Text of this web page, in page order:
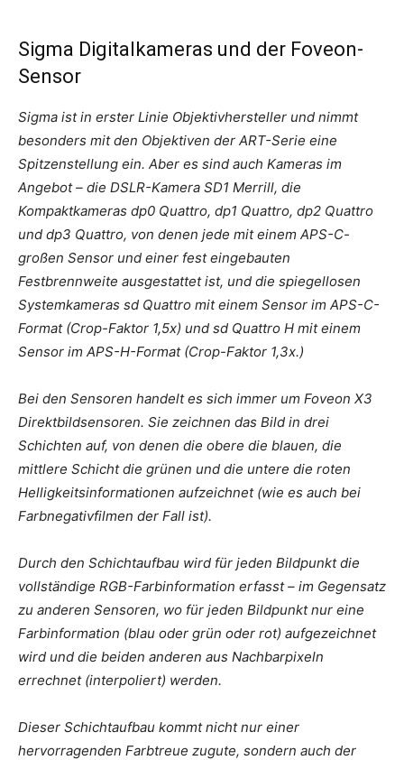
Sigma Digitalkameras und der Foveon-
Sensor
Sigma ist in erster Linie Objektivhersteller und nimmt
besonders mit den Objektiven der ART-Serie eine
Spitzenstellung ein. Aber es sind auch Kameras im
Angebot – die DSLR-Kamera SD1 Merrill, die
Kompaktkameras dp0 Quattro, dp1 Quattro, dp2 Quattro
und dp3 Quattro, von denen jede mit einem APS-C-
großen Sensor und einer fest eingebauten
Festbrennweite ausgestattet ist, und die spiegellosen
Systemkameras sd Quattro mit einem Sensor im APS-C-
Format (Crop-Faktor 1,5x) und sd Quattro H mit einem
Sensor im APS-H-Format (Crop-Faktor 1,3x.)
Bei den Sensoren handelt es sich immer um Foveon X3
Direktbildsensoren. Sie zeichnen das Bild in drei
Schichten auf, von denen die obere die blauen, die
mittlere Schicht die grünen und die untere die roten
Helligkeitsinformationen aufzeichnet (wie es auch bei
Farbnegativfilmen der Fall ist).
Durch den Schichtaufbau wird für jeden Bildpunkt die
vollständige RGB-Farbinformation erfasst – im Gegensatz
zu anderen Sensoren, wo für jeden Bildpunkt nur eine
Farbinformation (blau oder grün oder rot) aufgezeichnet
wird und die beiden anderen aus Nachbarpixeln
errechnet (interpoliert) werden.
Dieser Schichtaufbau kommt nicht nur einer
hervorragenden Farbtreue zugute, sondern auch der